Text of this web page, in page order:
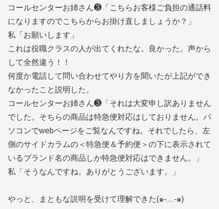
コールセンターお姉さん❸「こちらお客様ご負担の通話料
になりますのでこちらからお掛け直しましょうか？」
私「お願いします」
これは役職クラスの人が出てくれたな。良かった。声から
して全然違う！！
何度か電話して問い合わせてやり方を聞いたが上記ができ
なかったこと説明した。
コールセンターお姉さん❸「それは大変申し訳ありません
でした。そちらの商品は特急便対応はしておりません。パ
ソコンでwebページをご覧なんですね。それでしたら、左
側のサイドカラムの＜特急便＆予約便＞の下に表示されて
いるブランド名の商品しか特急便対応はできません。」
私「そうなんですね。ありがとうございます。」
やっと、まともな説明を受けて理解できた(๑-﹏-๑)